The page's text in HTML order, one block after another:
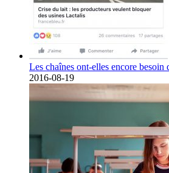
Les chaînes ont-elles encore besoin
2016-08-19